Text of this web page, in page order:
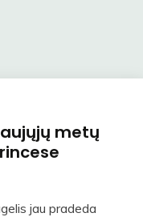
metų
jau pradeda